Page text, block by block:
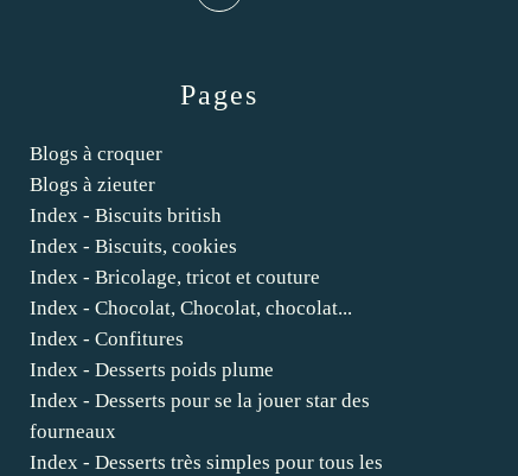
Pages
Blogs à croquer
Blogs à zieuter
Index - Biscuits british
Index - Biscuits, cookies
Index - Bricolage, tricot et couture
Index - Chocolat, Chocolat, chocolat...
Index - Confitures
Index - Desserts poids plume
Index - Desserts pour se la jouer star des
fourneaux
Index - Desserts très simples pour tous les